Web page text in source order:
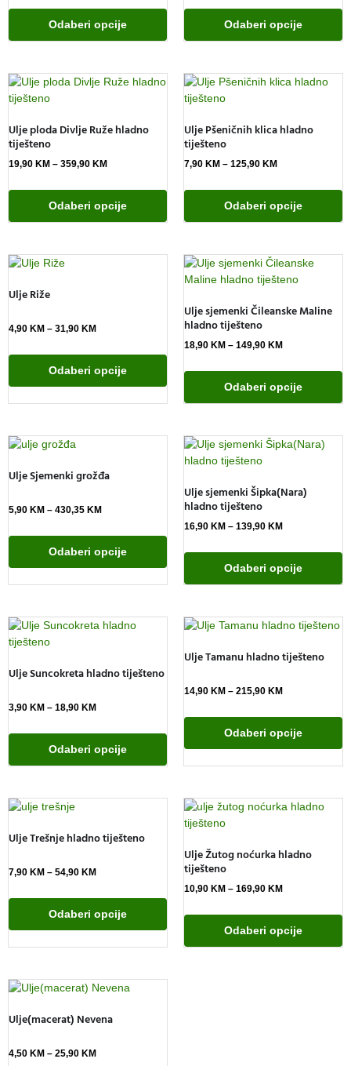
Odaberi opcije Odaberi opcije
Ulje ploda Divlje Ruže hladno
tiješteno
19,90 KM – 359,90 KM
Odaberi opcije
Ulje Pšeničnih klica hladno
tiješteno
7,90 KM – 125,90 KM
Odaberi opcije
Ulje Riže
4,90 KM – 31,90 KM
Odaberi opcije
Ulje sjemenki Čileanske Maline
hladno tiješteno
18,90 KM – 149,90 KM
Odaberi opcije
Ulje Sjemenki grožđa
5,90 KM – 430,35 KM
Odaberi opcije
Ulje sjemenki Šipka(Nara)
hladno tiješteno
16,90 KM – 139,90 KM
Odaberi opcije
Ulje Suncokreta hladno tiješteno
3,90 KM – 18,90 KM
Odaberi opcije
Ulje Tamanu hladno tiješteno
14,90 KM – 215,90 KM
Odaberi opcije
Ulje Trešnje hladno tiješteno
7,90 KM – 54,90 KM
Odaberi opcije
Ulje Žutog noćurka hladno
tiješteno
10,90 KM – 169,90 KM
Odaberi opcije
Ulje(macerat) Nevena
4,50 KM – 25,90 KM